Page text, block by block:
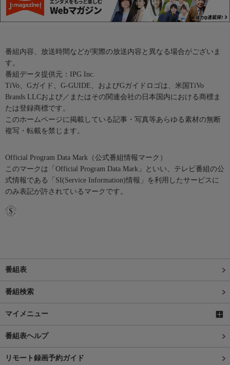
番組内容、放送時間などが実際の放送内容と異なる場合がございま
す。
番組データ提供元：IPG Inc.
TiVo、Gガイド、G-GUIDE、およびGガイドロゴは、米国TiVo
Brands LLCおよび／またはその関連会社の日本国内における商標ま
たは登録商標です。
このホームページに掲載している記事・写真等あらゆる素材の無断
複写・転載を禁じます。
Official Program Data Mark（公式番組情報マーク）
このマークは「Official Program Data Mark」といい、テレビ番組の公
式情報である「SI(Service Information)情報」を利用したサービスに
のみ表記が許されているマークです。
番組表
番組検索
マイメニュー
番組表ヘルプ
リモート録画予約ガイド